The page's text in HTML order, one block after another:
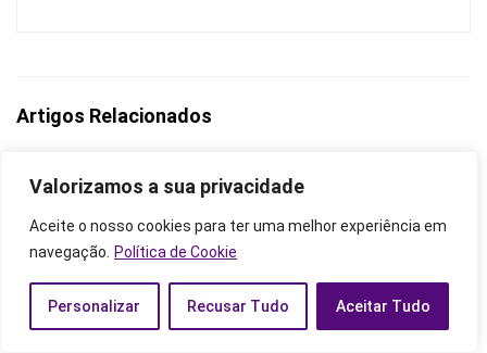
Valorizamos a sua privacidade
Aceite o nosso cookies para ter uma melhor experiência em
navegação.
Política de Cookie
Personalizar Recusar Tudo Aceitar Tudo
Artigos Relacionados